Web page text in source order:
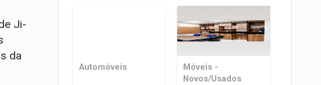
Ji-
da
Automóveis
Móveis -
Novos/Usados